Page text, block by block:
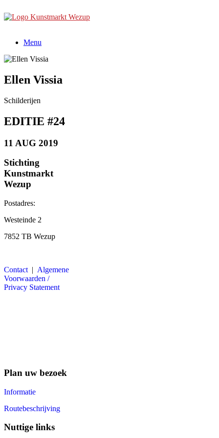
naar
Menu
Ellen Vissia
Schilderijen
EDITIE #24
11 AUG 2019
Stichting
Kunstmarkt
Wezup
Postadres:
Westeinde 2
7852 TB Wezup
Contact | Algemene
Voorwaarden /
Privacy Statement
Plan uw bezoek
Informatie
Routebeschrijving
Nuttige links